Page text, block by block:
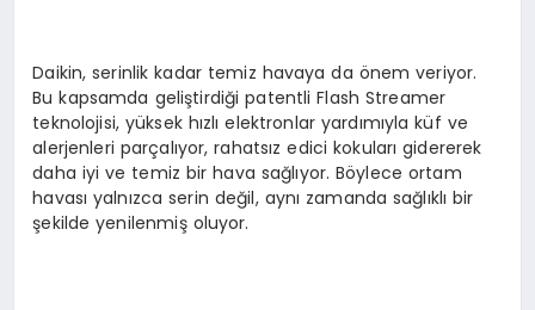
Daikin, serinlik kadar temiz havaya da önem veriyor.
Bu kapsamda geliştirdiği patentli Flash Streamer
teknolojisi, yüksek hızlı elektronlar yardımıyla küf ve
alerjenleri parçalıyor, rahatsız edici kokuları gidererek
daha iyi ve temiz bir hava sağlıyor. Böylece ortam
havası yalnızca serin değil, aynı zamanda sağlıklı bir
şekilde yenilenmiş oluyor.